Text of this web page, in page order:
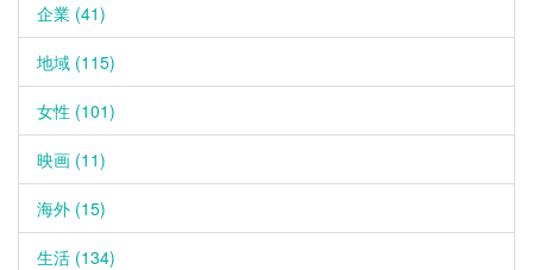
企業 (41)
地域 (115)
女性 (101)
映画 (11)
海外 (15)
生活 (134)